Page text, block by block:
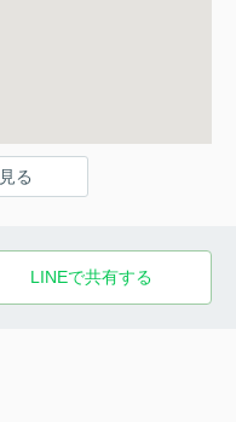
る
LINEで共有する